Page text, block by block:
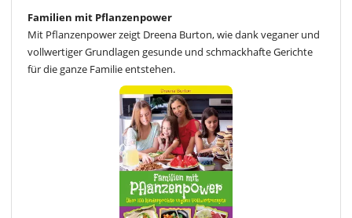
Familien mit Pflanzenpower
Mit Pflanzenpower zeigt Dreena Burton, wie dank veganer und
vollwertiger Grundlagen gesunde und schmackhafte Gerichte
für die ganze Familie entstehen.